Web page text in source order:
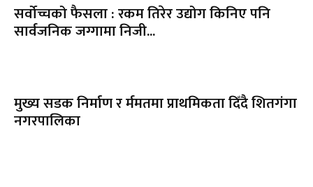
सर्वोच्चको फैसला : रकम तिरेर उद्योग किनिए पनि
सार्वजनिक जग्गामा निजी...
मुख्य सडक निर्माण र र्ममतमा प्राथमिकता दिँदै शितगंगा
नगरपालिका